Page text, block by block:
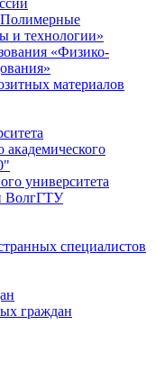
и технологии»
«Физико-
материалов
академического
университета
ВолгГТУ
специалистов
граждан